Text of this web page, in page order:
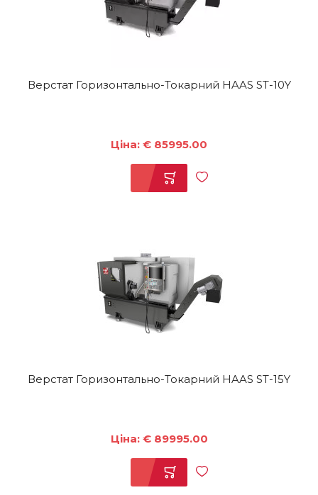
Верстат Горизонтально-Токарний HAAS ST-10Y
Ціна: € 85995.00
Верстат Горизонтально-Токарний HAAS ST-15Y
Ціна: € 89995.00